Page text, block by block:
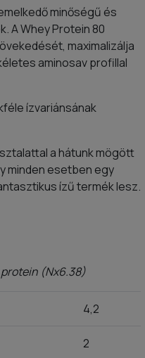
minőségű és
A Whey Protein 80
maximalizálja
aminosav profillal
ízvariánsának
a hátunk mögött
minden esetben egy
ízű termék lesz.
protein (Nx6.38)
4,2
2